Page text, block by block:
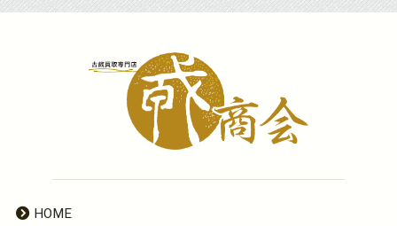
HOME